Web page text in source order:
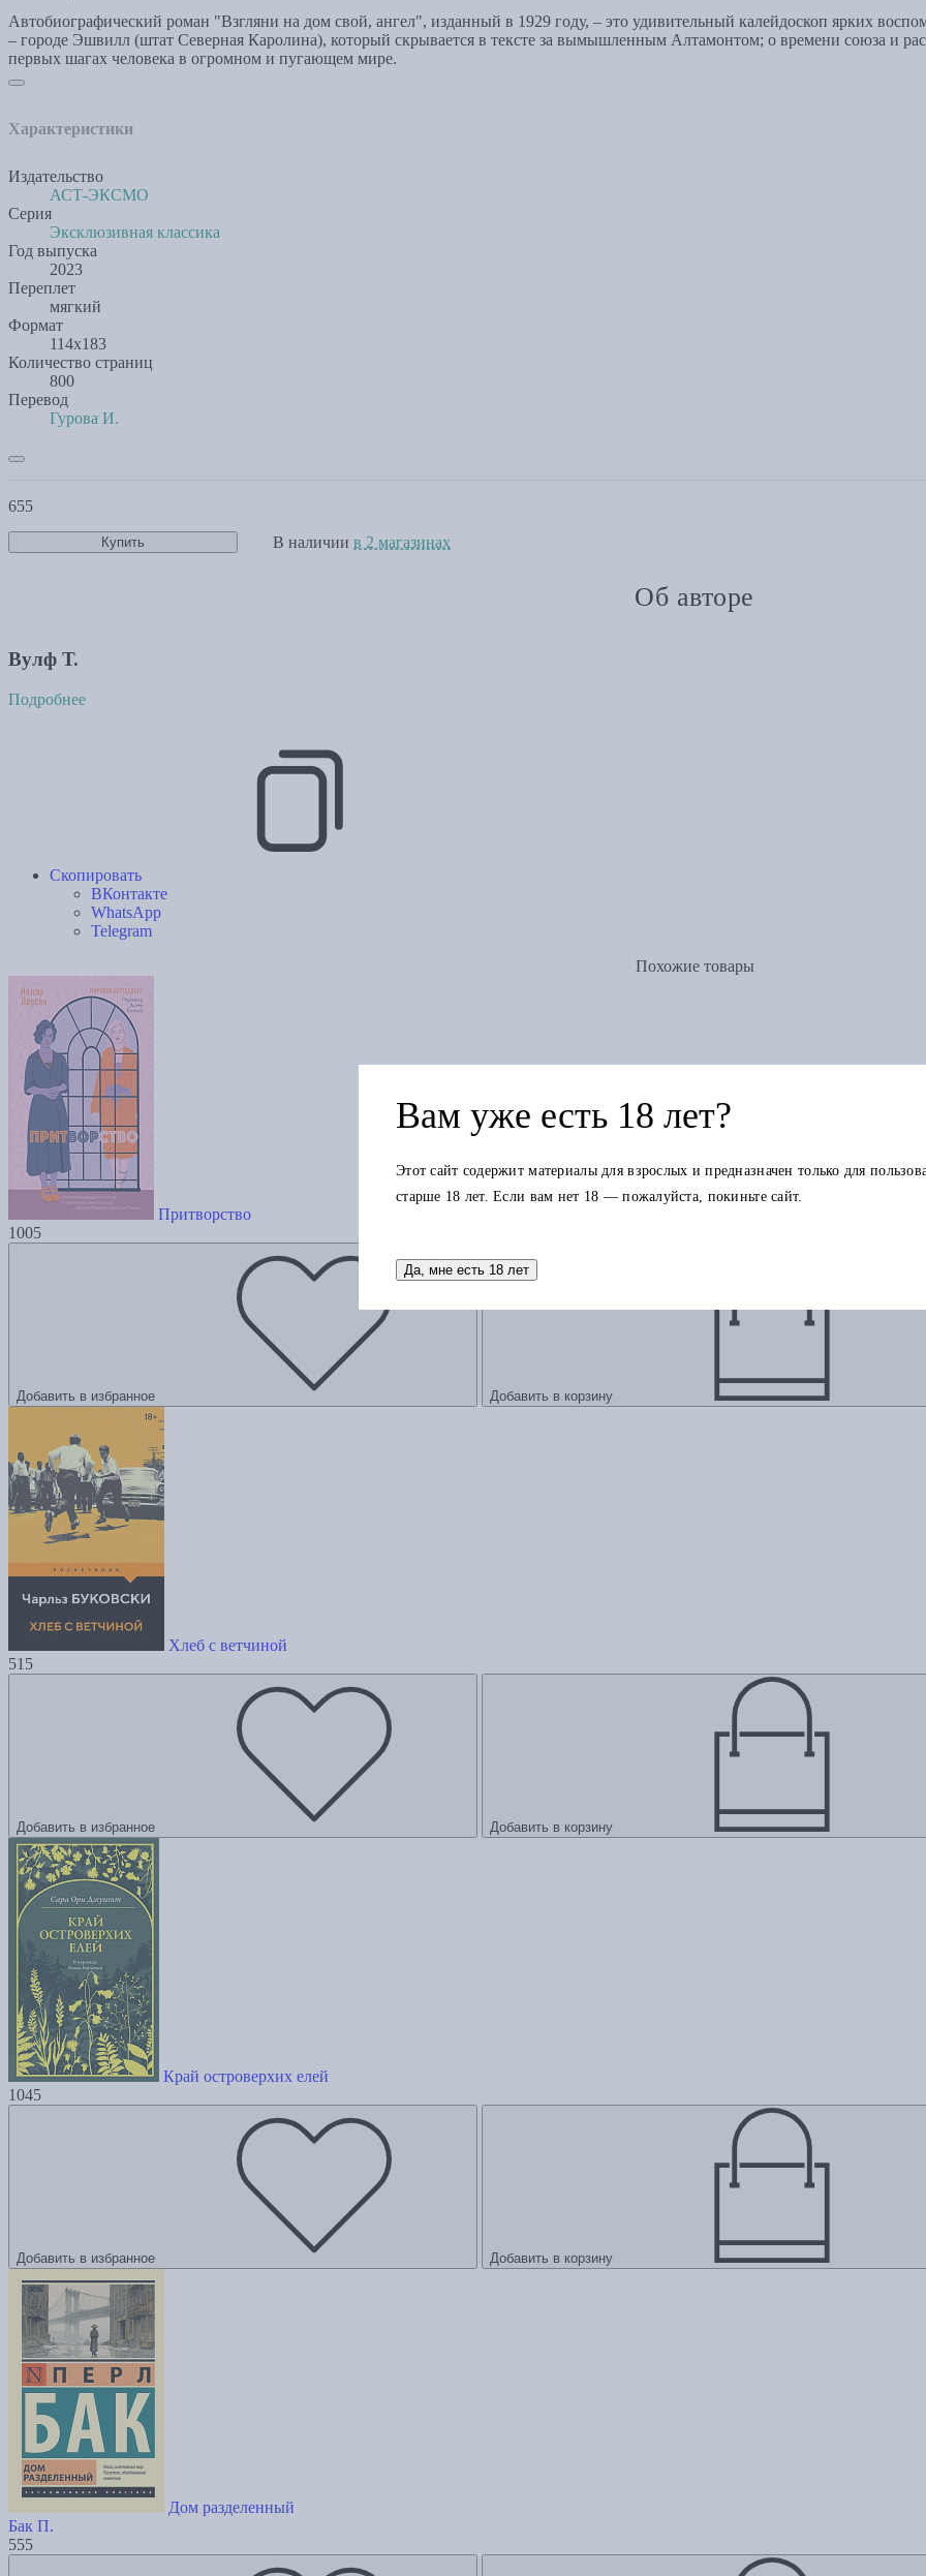
Автобиографический роман "Взгляни на дом свой, ангел", изданный в 1929 году, – это удивительный калейдоскоп ярких
– городе Эшвилл (штат Северная Каролина), который скрывается в тексте за вымышленным Алтамонтом; о времени союза и
первых шагах человека в огромном и пугающем мире.
Характеристики
Издательство
АСТ-ЭКСМО
Серия
Эксклюзивная классика
Год выпуска
2023
Переплет
мягкий
Формат
114х183
Количество страниц
800
Перевод
Гурова И.
655
Купить В наличии в 2 магазинах
Об авторе
Вулф Т.
Подробнее
Скопировать
ВКонтакте
WhatsApp
Telegram
Похожие товары
Притворство
1005
Добавить в избранное Добавить в корзину
Хлеб с ветчиной
515
Добавить в избранное Добавить в корзину
Край островерхих елей
1045
Добавить в избранное Добавить в корзину
Дом разделенный
Бак П.
555
Вам уже есть 18 лет?
Этот сайт содержит материалы для взрослых и предназначен только для
старше 18 лет. Если вам нет 18 — пожалуйста, покиньте сайт.
Да, мне есть 18 лет